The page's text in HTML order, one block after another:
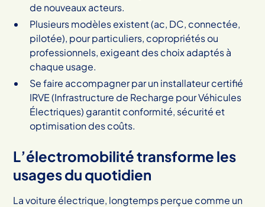
de nouveaux acteurs.
Plusieurs modèles existent (ac, DC, connectée,
pilotée), pour particuliers, copropriétés ou
professionnels, exigeant des choix adaptés à
chaque usage.
Se faire accompagner par un installateur certifié
IRVE (Infrastructure de Recharge pour Véhicules
Électriques) garantit conformité, sécurité et
optimisation des coûts.
L’électromobilité transforme les
usages du quotidien
La voiture électrique, longtemps perçue comme un